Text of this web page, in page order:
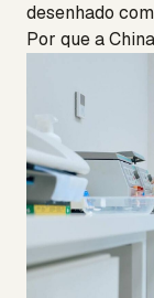
desenhado
Por que a